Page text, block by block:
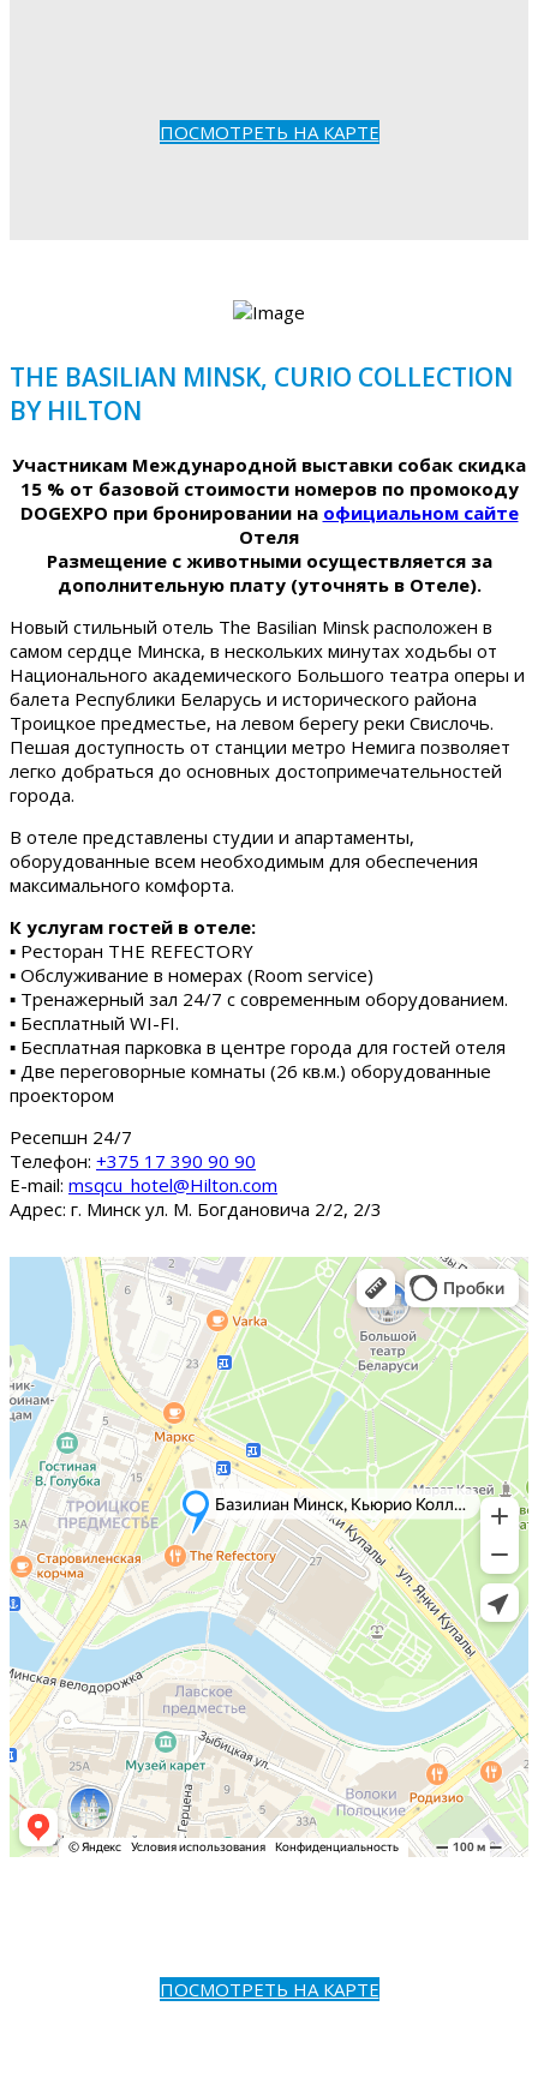
ПОСМОТРЕТЬ НА КАРТЕ
THE BASILIAN MINSK, CURIO COLLECTION
BY HILTON
Участникам Международной выставки собак скидка
15 % от базовой стоимости номеров по промокоду
DOGEXPO при бронировании на официальном сайте
Отеля
Размещение с животными осуществляется за
дополнительную плату (уточнять в Отеле).
Новый стильный отель The Basilian Minsk расположен в
самом сердце Минска, в нескольких минутах ходьбы от
Национального академического Большого театра оперы и
балета Республики Беларусь и исторического района
Троицкое предместье, на левом берегу реки Свислочь.
Пешая доступность от станции метро Немига позволяет
легко добраться до основных достопримечательностей
города.
В отеле представлены студии и апартаменты,
оборудованные всем необходимым для обеспечения
максимального комфорта.
К услугам гостей в отеле:
▪ Ресторан THE REFECTORY
▪ Обслуживание в номерах (Room service)
▪ Тренажерный зал 24/7 с современным оборудованием.
▪ Бесплатный WI-FI.
▪ Бесплатная парковка в центре города для гостей отеля
▪ Две переговорные комнаты (26 кв.м.) оборудованные
проектором
Ресепшн 24/7
Tелефон: +375 17 390 90 90
E-mail: msqcu_hotel@Hilton.com
Адрес: г. Минск ул. М. Богдановича 2/2, 2/3
ПОСМОТРЕТЬ НА КАРТЕ